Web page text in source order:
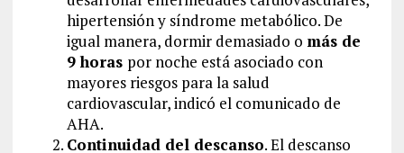
hipertensión y síndrome metabólico. De
igual manera, dormir demasiado o más de
9 horas por noche está asociado con
mayores riesgos para la salud
cardiovascular, indicó el comunicado de
AHA.
Continuidad del descanso. El descanso